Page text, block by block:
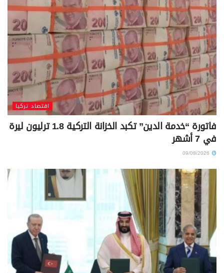
اقتصاد تركيا
فاتورة “خدمة الدين” تكبد الخزانة التركية 1.8 ترليون ليرة
في 7 أشهر